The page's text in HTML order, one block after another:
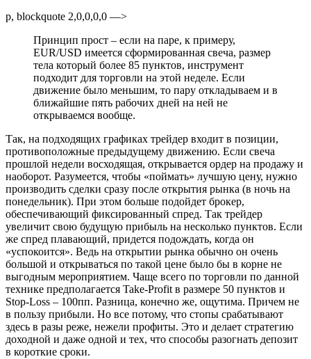
p, blockquote 2,0,0,0,0 —>
Принцип прост – если на паре, к примеру,
EUR/USD имеется сформированная свеча, размер
тела который более 85 пунктов, инструмент
подходит для торговли на этой неделе. Если
движение было меньшим, то пару откладываем и в
ближайшие пять рабочих дней на ней не
открываемся вообще.
Так, на подходящих графиках трейдер входит в позиции,
противоположные предыдущему движению. Если свеча
прошлой недели восходящая, открывается ордер на продажу и
наоборот. Разумеется, чтобы «поймать» лучшую цену, нужно
производить сделки сразу после открытия рынка (в ночь на
понедельник). При этом больше подойдет брокер,
обеспечивающий фиксированный спред. Так трейдер
увеличит свою будущую прибыль на несколько пунктов. Если
же спред плавающий, придется подождать, когда он
«успокоится». Ведь на открытии рынка обычно он очень
большой и открываться по такой цене было бы в корне не
выгодным мероприятием. Чаще всего по торговли по данной
технике предполагается Take-Profit в размере 50 пунктов и
Stop-Loss – 100пп. Разница, конечно же, ощутима. Причем не
в пользу прибыли. Но все потому, что стопы срабатывают
здесь в разы реже, нежели профиты. Это и делает стратегию
доходной и даже одной и тех, что способы разогнать депозит
в короткие сроки.